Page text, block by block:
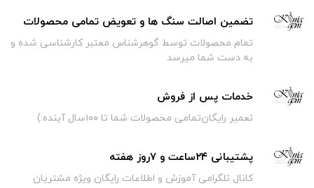
تضمین اصالت سنگ ها و تعویض تمامی محصولات
تمام محصولات توسط گوهرشناس معتبر کارشناسی شده و
به دست شما میرسد
خدمات پس از فروش
تعمیر رایگان‌تمامی محصولات شما تا ۱۰۰سال آینده:)
پشتیبانی ۲۴ساعت و ۷روز هفته
کانال تلگرامی آموزش و اطلاعات رایگان ویژه مشتریان